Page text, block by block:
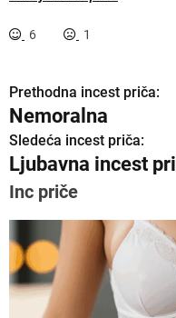
6 1
K
r
e
t
a
n
Prethodna incest priča:
Nemoralna
Sledeća incest priča:
Ljubavna incest
Inc priče